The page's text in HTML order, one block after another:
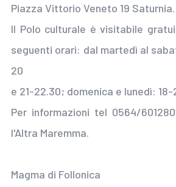
Piazza Vittorio Veneto 19 Saturnia.
Il Polo culturale è visitabile
seguenti orari: dal martedì al
20
e 21-22.30; domenica e lunedì:
Per informazioni tel 0564/
l'Altra Maremma.
Magma di Follonica